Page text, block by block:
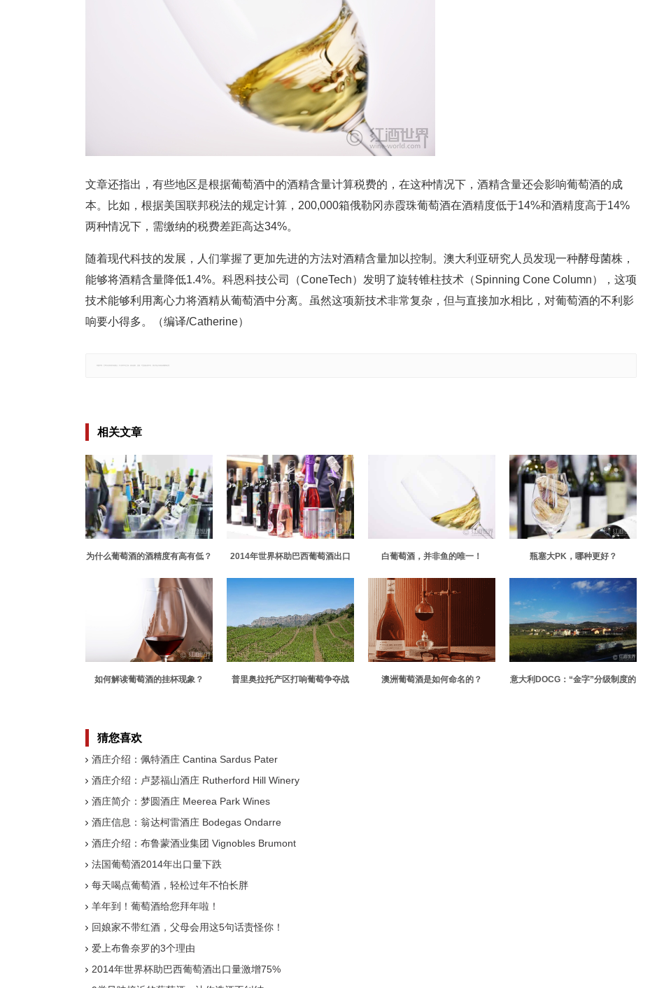
文章还指出，有些地区是根据葡萄酒中的酒精含量计算税费的，在这种情况下，酒精含量还会影响葡萄酒的成
本。比如，根据美国联邦税法的规定计算，200,000箱俄勒冈赤霞珠葡萄酒在酒精度低于14%和酒精度高于14%
两种情况下，需缴纳的税费差距高达34%。
随着现代科技的发展，人们掌握了更加先进的方法对酒精含量加以控制。澳大利亚研究人员发现一种酵母菌株，
能够将酒精含量降低1.4%。科恩科技公司（ConeTech）发明了旋转锥柱技术（Spinning Cone Column），这项
技术能够利用离心力将酒精从葡萄酒中分离。虽然这项新技术非常复杂，但与直接加水相比，对葡萄酒的不利影
响要小得多。（编译/Catherine）
相关文章
为什么葡萄酒的酒精度有高有低？
2014年世界杯助巴西葡萄酒出口
白葡萄酒，并非鱼的唯一！ 瓶塞大PK，哪种更好？
如何解读葡萄酒的挂杯现象？ 普里奥拉托产区打响葡萄争夺战 澳洲葡萄酒是如何命名的？
意大利DOCG：“金字”分级制度的
猜您喜欢
酒庄介绍：佩特酒庄 Cantina Sardus Pater
酒庄介绍：卢瑟福山酒庄 Rutherford Hill Winery
酒庄简介：梦圆酒庄 Meerea Park Wines
酒庄信息：翁达柯雷酒庄 Bodegas Ondarre
酒庄介绍：布鲁蒙酒业集团 Vignobles Brumont
法国葡萄酒2014年出口量下跌
每天喝点葡萄酒，轻松过年不怕长胖
羊年到！葡萄酒给您拜年啦！
回娘家不带红酒，父母会用这5句话责怪你！
爱上布鲁奈罗的3个理由
2014年世界杯助巴西葡萄酒出口量激增75%